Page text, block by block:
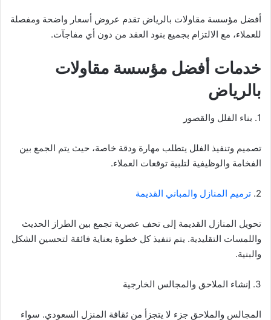
أفضل مؤسسة مقاولات بالرياض تقدم عروض أسعار واضحة ومفصلة
للعملاء، مع الالتزام بجميع بنود العقد من دون أي مفاجآت.
خدمات أفضل مؤسسة مقاولات
بالرياض
1. بناء الفلل والقصور
تصميم وتنفيذ الفلل يتطلب مهارة ودقة خاصة، حيث يتم الجمع بين
الفخامة والوظيفية لتلبية توقعات العملاء.
2. ترميم المنازل والمباني القديمة
تحويل المنازل القديمة إلى تحف عصرية تجمع بين الطراز الحديث
واللمسات التقليدية. يتم تنفيذ كل خطوة بعناية فائقة لتحسين الشكل
والبنية.
3. إنشاء الملاحق والمجالس الخارجية
المجالس والملاحق جزء لا يتجزأ من ثقافة المنزل السعودي. سواء